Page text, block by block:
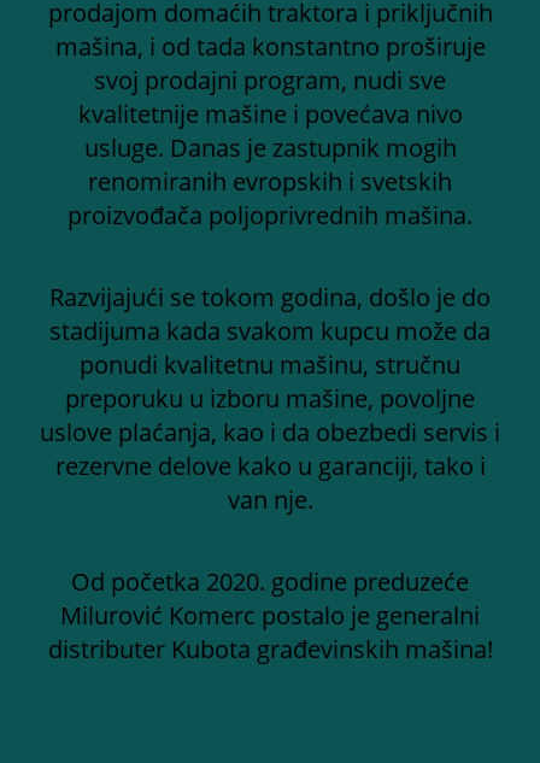
prodajom domaćih traktora i priključnih
mašina, i od tada konstantno proširuje
svoj prodajni program, nudi sve
kvalitetnije mašine i povećava nivo
usluge. Danas je zastupnik mogih
renomiranih evropskih i svetskih
proizvođača poljoprivrednih mašina.
Razvijajući se tokom godina, došlo je do
stadijuma kada svakom kupcu može da
ponudi kvalitetnu mašinu, stručnu
preporuku u izboru mašine, povoljne
uslove plaćanja, kao i da obezbedi servis i
rezervne delove kako u garanciji, tako i
van nje.
Od početka 2020. godine preduzeće
Milurović Komerc postalo je generalni
distributer Kubota građevinskih mašina!